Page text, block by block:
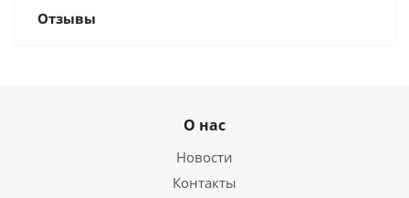
Отзывы
О нас
Новости
Контакты